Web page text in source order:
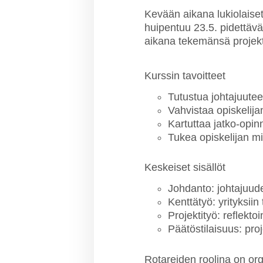
Kevään aikana
huipentuu 23.5.
aikana tekemänsä
Kurssin tavoitteet
Tutustua
Vahvistaa
Kartuttaa jatko-
Tukea opiskelijan
Keskeiset sisällöt
Johdanto:
Kenttätyö:
Projektityö:
Päätöstilaisuus:
Rotareiden roolina on